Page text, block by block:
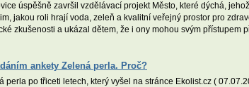
úspěšně završil vzdělávací projekt Město, které dýchá,
jakou roli hrají voda, zeleň a kvalitní veřejný prostor pro
zkušenosti a ukázal dětem, že i ony mohou svým přístupem
ankety Zelená perla. Proč?
po třiceti letech, který vyšel na stránce Ekolist.cz (